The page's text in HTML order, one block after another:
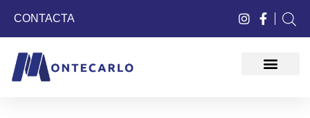
CONTACTA